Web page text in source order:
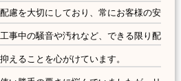
慮を大切にしており、常にお客様の安
事中の騒音や汚れなど、できる限り配
えることを心がけています。